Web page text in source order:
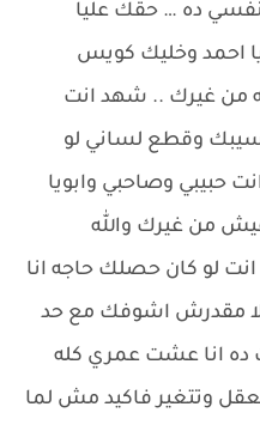
ده … حقك عليا
احمد وخليك كويس
من غيرك .. شهد انت
وقطع لساني لو
حبيبي وصاحبي وابويا
من غيرك والله
انت لو كان حصلك حاجه انا
مقدرش اشوفك مع حد
ده انا عشت عمري كله
وتتغير فاكيد مش لما